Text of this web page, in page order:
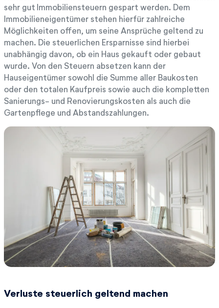
sehr gut Immobiliensteuern gespart werden. Dem
Immobilieneigentümer stehen hierfür zahlreiche
Möglichkeiten offen, um seine Ansprüche geltend zu
machen. Die steuerlichen Ersparnisse sind hierbei
unabhängig davon, ob ein Haus gekauft oder gebaut
wurde. Von den Steuern absetzen kann der
Hauseigentümer sowohl die Summe aller Baukosten
oder den totalen Kaufpreis sowie auch die kompletten
Sanierungs- und Renovierungskosten als auch die
Gartenpflege und Abstandszahlungen.
Verluste steuerlich geltend machen